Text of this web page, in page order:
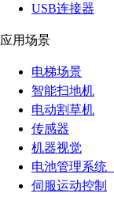
USB连接器
应用场景
电梯场景
智能扫地机
电动割草机
传感器
机器视觉
电池管理系统
伺服运动控制